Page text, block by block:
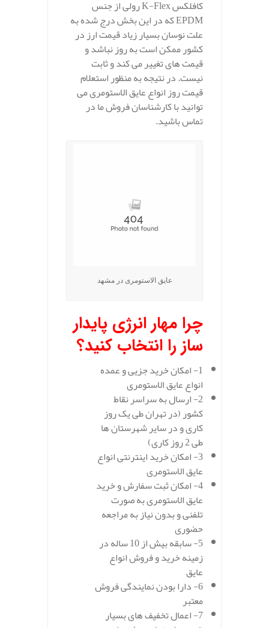
کافلکس K-Flex رولی از جنس
EPDM که در این بخش درج شده به
علت نوسان بسیار زیاد قیمت ارز در
کشور ممکن است به روز نباشد و
قیمت های تغییر می کند و ثابت
نیست. در نتیجه به منظور استعلام
قیمت روز انواع عایق الاستومری می
توانید با کارشناسان فروش ما در
تماس باشید.
عایق الاستومری در مشهد
چرا مهار انرژی پایدار
ساز را انتخاب کنید؟
1- امکان خرید جزیی و عمده
انواع عایق الاستومری
2- ارسال به سراسر نقاط
کشور (در تهران طی یک روز
کاری و در سایر شهرستان ها
طی 2 روز کاری)
3- امکان خرید اینترنتی انواع
عایق الاستومری
4- امکان ثبت سفارش و خرید
عایق الاستومری به صورت
تلفنی و بدون نیاز به مراجعه
حضوری
5- سابقه بیش از 10 ساله در
زمینه خرید و فروش انواع
عایق
6- دارا بودن نمایندگی فروش
معتبر
7- اعمال تخفیف های بسیار